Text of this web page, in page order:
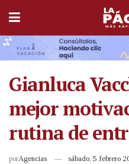
Gianluca
mejor
rutina de
porAgencias sábado, 5 febrero